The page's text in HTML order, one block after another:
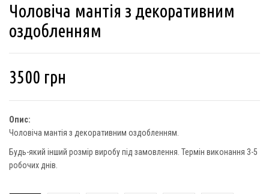
Чоловіча мантія з декоративним
оздобленням
3500 грн
Опис:
Чоловіча мантія з декоративним оздобленням.
Будь-який інший розмір виробу під замовлення. Термін виконання 3-5
робочих днів.